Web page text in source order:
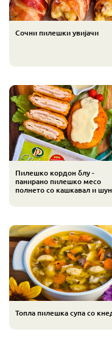
Сочни пилешки увијачи
Пилешко кордон блу -
панирано пилешко месо
полнето со кашкавал и
Топла пилешка супа со